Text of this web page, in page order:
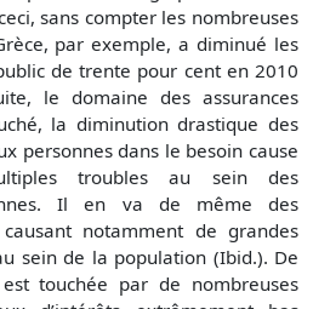
sans compter les nombreuses
par exemple, a diminué les
de trente pour cent en 2010
le domaine des assurances
la diminution drastique des
personnes dans le besoin cause
troubles au sein des
Il en va de même des
notamment de grandes
sein de la population (Ibid.). De
touchée par de nombreuses